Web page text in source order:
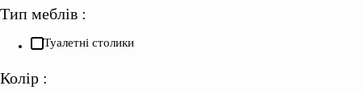
Тип меблів :
Туалетні столики
Колір :